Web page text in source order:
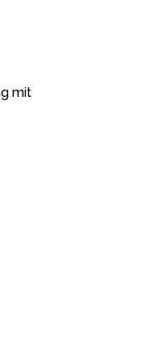
mit